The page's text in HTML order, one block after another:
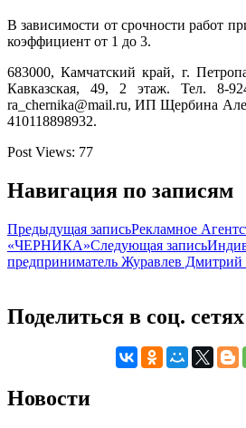
В зависимости от срочности работ
коэффициент от 1 до 3.
683000, Камчатский край, г.
Кавказская, 49, 2 этаж. Тел. 8-
ra_chernika@mail.ru, ИП Щербина
410118898932.
Post Views: 77
Навигация по записям
Предыдущая записьРекламное
«ЧЕРНИКА»Следующая запись
предприниматель Журавлев Дмитрий
Поделиться в соц.
Новости